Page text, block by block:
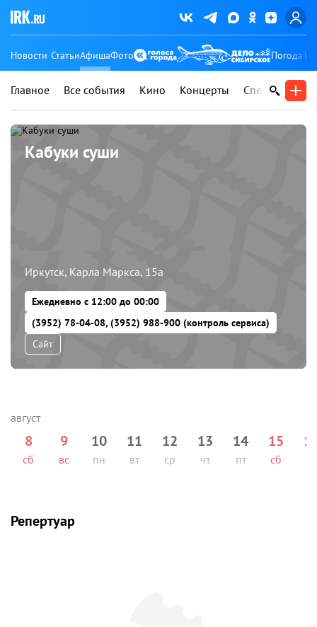
Новости СтатьиАфишаФото Погода
Главное Все события Кино Концерты Спектакли
Кабуки суши
Иркутск, Карла Маркса, 15а
Ежедневно с 12:00 до 00:00
(3952) 78-04-08, (3952) 988-900 (контроль сервиса)
Сайт
8
сб
9
вс
10
пн
11
вт
12
ср
13
чт
14
пт
15
сб
Репертуар